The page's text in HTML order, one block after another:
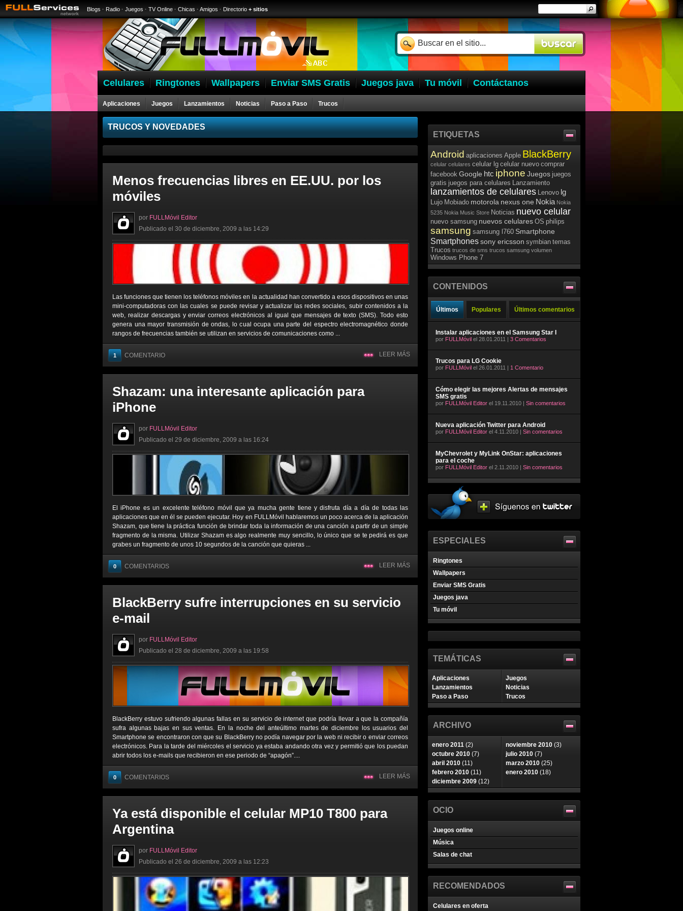
Blogs · Radio · Juegos · TV Online · Chicas · Amigos · Directorio + sitios
Celulares Ringtones Wallpapers Enviar SMS Gratis Juegos java Tu móvil Contáctanos
Aplicaciones Juegos Lanzamientos Noticias Paso a Paso Trucos
Celulares
TRUCOS Y NOVEDADES
Menos frecuencias libres en EE.UU. por los
móviles
por FULLMóvil Editor
Publicado el 30 de diciembre, 2009 a las 14:29
Las funciones que tienen los teléfonos móviles en la actualidad han convertido a esos dispositivos en unas
mini-computadoras con las cuales se puede revisar y actualizar las redes sociales, subir contenidos a la
web, realizar descargas y enviar correos electrónicos al igual que mensajes de texto (SMS). Todo esto
genera una mayor transmisión de ondas, lo cual ocupa una parte del espectro electromagnético donde
rangos de frecuencias también se utilizan en servicios de comunicaciones como ...
1 COMENTARIO LEER MÁS
Shazam: una interesante aplicación para
iPhone
por FULLMóvil Editor
Publicado el 29 de diciembre, 2009 a las 16:24
El iPhone es un excelente teléfono móvil que ya mucha gente tiene y disfruta día a día de todas las
aplicaciones que en él se pueden ejecutar. Hoy en FULLMóvil hablaremos un poco acerca de la aplicación
Shazam, que tiene la práctica función de brindar toda la información de una canción a partir de un simple
fragmento de la misma. Utilizar Shazam es algo realmente muy sencillo, lo único que se te pedirá es que
grabes un fragmento de unos 10 segundos de la canción que quieras ...
0 COMENTARIOS LEER MÁS
BlackBerry sufre interrupciones en su servicio
e-mail
por FULLMóvil Editor
Publicado el 28 de diciembre, 2009 a las 19:58
BlackBerry estuvo sufriendo algunas fallas en su servicio de internet que podría llevar a que la compañía
sufra algunas bajas en sus ventas. En la noche del anteúltimo martes de diciembre los usuarios del
Smartphone se encontraron con que su BlackBerry no podía navegar por la web ni recibir o enviar correos
electrónicos. Para la tarde del miércoles el servicio ya estaba andando otra vez y permitió que los puedan
abrir todos los e-mails que recibieron en ese periodo de “apagón”....
0 COMENTARIOS LEER MÁS
Ya está disponible el celular MP10 T800 para
Argentina
por FULLMóvil Editor
Publicado el 26 de diciembre, 2009 a las 12:23
ETIQUETAS
Android aplicaciones Apple BlackBerry
celular celulares celular lg celular nuevo comprar
facebook Google htc iphone Juegos juegos
gratis juegos para celulares Lanzamiento
lanzamientos de celulares Lenovo lg
Lujo Mobiado motorola nexus one Nokia Nokia
5235 Nokia Music Store Noticias nuevo celular
nuevo samsung nuevos celulares OS philips
samsung samsung l760 Smartphone
Smartphonessony ericsson symbian temas
Trucos trucos de sms trucos samsung volumen
Windows Phone 7
CONTENIDOS
Últimos Populares Últimos comentarios
Instalar aplicaciones en el Samsung Star I
por FULLMóvil el 28.01.2011 | 3 Comentarios
Trucos para LG Cookie
por FULLMóvil el 26.01.2011 | 1 Comentario
Cómo elegir las mejores Alertas de mensajes
SMS gratis
por FULLMóvil Editor el 19.11.2010 | Sin comentarios
Nueva aplicación Twitter para Android
por FULLMóvil Editor el 4.11.2010 | Sin comentarios
MyChevrolet y MyLink OnStar: aplicaciones
para el coche
por FULLMóvil Editor el 2.11.2010 | Sin comentarios
ESPECIALES
Ringtones
Wallpapers
Enviar SMS Gratis
Juegos java
Tu móvil
TEMÁTICAS
Aplicaciones
Juegos
Lanzamientos
Noticias
Paso a Paso
Trucos
ARCHIVO
enero 2011 (2) noviembre 2010 (3)
octubre 2010 (7) julio 2010 (7)
abril 2010 (11) marzo 2010 (25)
febrero 2010 (11) enero 2010 (18)
diciembre 2009 (12)
OCIO
Juegos online
Música
Salas de chat
RECOMENDADOS
Celulares en oferta